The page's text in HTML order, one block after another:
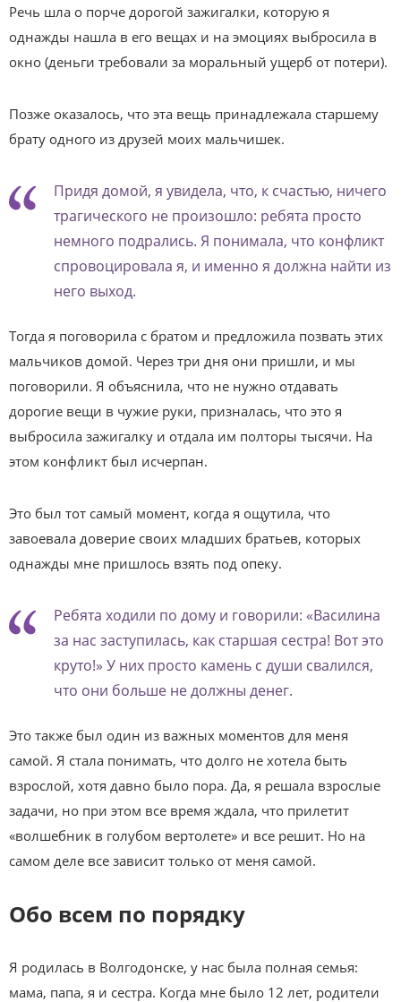
Речь шла о порче дорогой зажигалки, которую я
однажды нашла в его вещах и на эмоциях выбросила в
окно (деньги требовали за моральный ущерб от потери).
Позже оказалось, что эта вещь принадлежала старшему
брату одного из друзей моих мальчишек.
Придя домой, я увидела, что, к счастью, ничего
трагического не произошло: ребята просто
немного подрались. Я понимала, что конфликт
спровоцировала я, и именно я должна найти из
него выход.
Тогда я поговорила с братом и предложила позвать этих
мальчиков домой. Через три дня они пришли, и мы
поговорили. Я объяснила, что не нужно отдавать
дорогие вещи в чужие руки, призналась, что это я
выбросила зажигалку и отдала им полторы тысячи. На
этом конфликт был исчерпан.
Это был тот самый момент, когда я ощутила, что
завоевала доверие своих младших братьев, которых
однажды мне пришлось взять под опеку.
Ребята ходили по дому и говорили: «Василина
за нас заступилась, как старшая сестра! Вот это
круто!» У них просто камень с души свалился,
что они больше не должны денег.
Это также был один из важных моментов для меня
самой. Я стала понимать, что долго не хотела быть
взрослой, хотя давно было пора. Да, я решала взрослые
задачи, но при этом все время ждала, что прилетит
«волшебник в голубом вертолете» и все решит. Но на
самом деле все зависит только от меня самой.
Обо всем по порядку
Я родилась в Волгодонске, у нас была полная семья:
мама, папа, я и сестра. Когда мне было 12 лет, родители